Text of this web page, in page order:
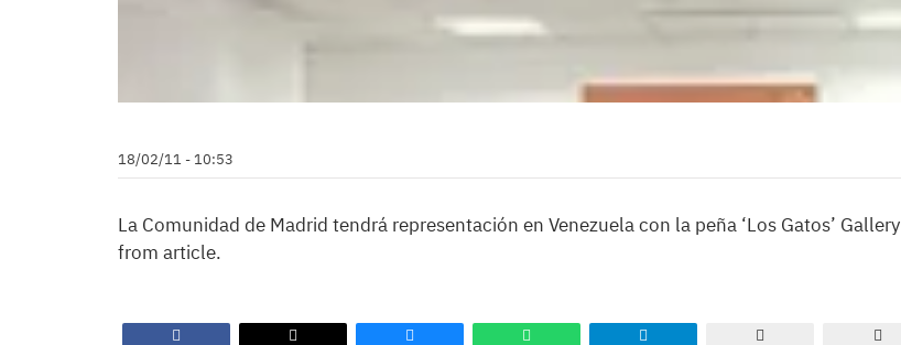
18/02/11 - 10:53
La Comunidad de Madrid tendrá representación en Venezuela con la peña ‘Los Gatos’ Gallery
from article.